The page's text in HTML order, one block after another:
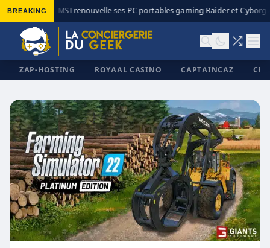
BREAKING◆ MSI renouvelle ses PC portables gaming Raider et Cyborg
ZAP-HOSTING ROYAAL CASINO CAPTAINCAZ
✕